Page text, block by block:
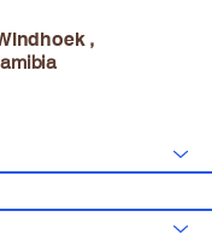
,